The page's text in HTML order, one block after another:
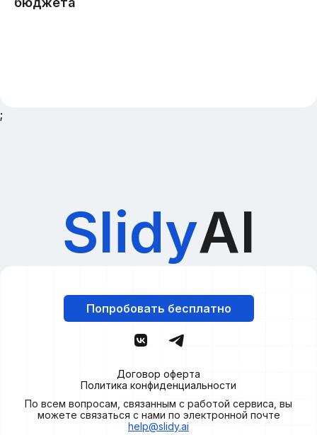
;
SlidyAI
Попробовать бесплатно
Договор оферта
Политика конфиденциальности
По всем вопросам, связанным с работой сервиса, вы
можете связаться с нами по электронной почте
help@slidy.ai